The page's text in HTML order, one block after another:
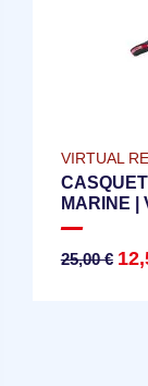
VIRTUAL
MARINE |
25,00 €